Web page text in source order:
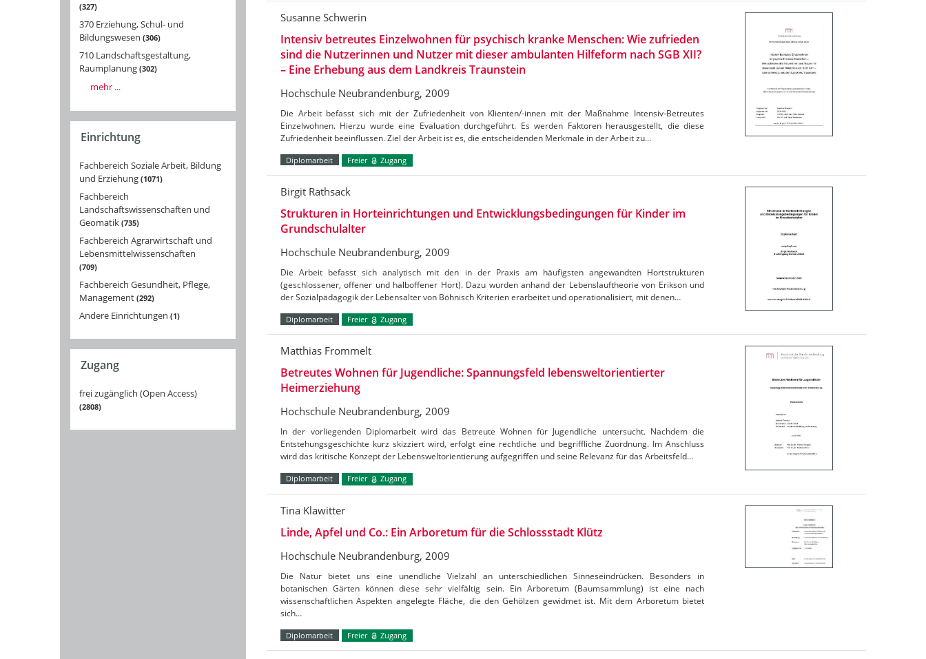
327
370 Erziehung, Schul- und
Bildungswesen 306
710 Landschaftsgestaltung,
Raumplanung 302
mehr ...
Einrichtung
Fachbereich Soziale Arbeit, Bildung
und Erziehung 1071
Fachbereich
Landschaftswissenschaften und
Geomatik 735
Fachbereich Agrarwirtschaft und
Lebensmittelwissenschaften
709
Fachbereich Gesundheit, Pflege,
Management 292
Andere Einrichtungen 1
Zugang
frei zugänglich (Open Access)
2808
Susanne Schwerin
Intensiv betreutes Einzelwohnen für psychisch kranke Menschen: Wie zufrieden
sind die Nutzerinnen und Nutzer mit dieser ambulanten Hilfeform nach SGB XII?
– Eine Erhebung aus dem Landkreis Traunstein
Hochschule Neubrandenburg, 2009
Die Arbeit befasst sich mit der Zufriedenheit von Klienten/-innen mit der Maßnahme Intensiv-Betreutes
Einzelwohnen. Hierzu wurde eine Evaluation durchgeführt. Es werden Faktoren herausgestellt, die diese
Zufriedenheit beeinflussen. Ziel der Arbeit ist es, die entscheidenden Merkmale in der Arbeit zu…
Diplomarbeit Freier Zugang
Birgit Rathsack
Strukturen in Horteinrichtungen und Entwicklungsbedingungen für Kinder im
Grundschulalter
Hochschule Neubrandenburg, 2009
Die Arbeit befasst sich analytisch mit den in der Praxis am häufigsten angewandten Hortstrukturen
(geschlossener, offener und halboffener Hort). Dazu wurden anhand der Lebenslauftheorie von Erikson und
der Sozialpädagogik der Lebensalter von Böhnisch Kriterien erarbeitet und operationalisiert, mit denen…
Diplomarbeit Freier Zugang
Matthias Frommelt
Betreutes Wohnen für Jugendliche: Spannungsfeld lebensweltorientierter
Heimerziehung
Hochschule Neubrandenburg, 2009
In der vorliegenden Diplomarbeit wird das Betreute Wohnen für Jugendliche untersucht. Nachdem die
Entstehungsgeschichte kurz skizziert wird, erfolgt eine rechtliche und begriffliche Zuordnung. Im Anschluss
wird das kritische Konzept der Lebensweltorientierung aufgegriffen und seine Relevanz für das Arbeitsfeld…
Diplomarbeit Freier Zugang
Tina Klawitter
Linde, Apfel und Co.: Ein Arboretum für die Schlossstadt Klütz
Hochschule Neubrandenburg, 2009
Die Natur bietet uns eine unendliche Vielzahl an unterschiedlichen Sinneseindrücken. Besonders in
botanischen Gärten können diese sehr vielfältig sein. Ein Arboretum (Baumsammlung) ist eine nach
wissenschaftlichen Aspekten angelegte Fläche, die den Gehölzen gewidmet ist. Mit dem Arboretum bietet
sich…
Diplomarbeit Freier Zugang